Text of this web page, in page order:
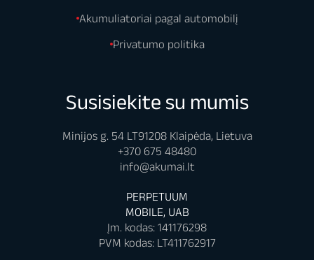
Akumuliatoriai pagal automobilį
Privatumo politika
Susisiekite su mumis
Minijos g. 54 LT91208 Klaipėda, Lietuva
+370 675 48480
info@akumai.lt
PERPETUUM
MOBILE, UAB
Įm. kodas: 141176298
PVM kodas: LT411762917